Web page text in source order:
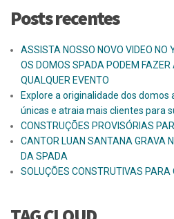
Posts recentes
ASSISTA NOSSO NOVO VIDEO NO
OS DOMOS SPADA PODEM FAZER
QUALQUER EVENTO
Explore a originalidade dos domos
únicas e atraia mais clientes para
CONSTRUÇÕES PROVISÓRIAS
CANTOR LUAN SANTANA GRAVA
DA SPADA
SOLUÇÕES CONSTRUTIVAS PARA